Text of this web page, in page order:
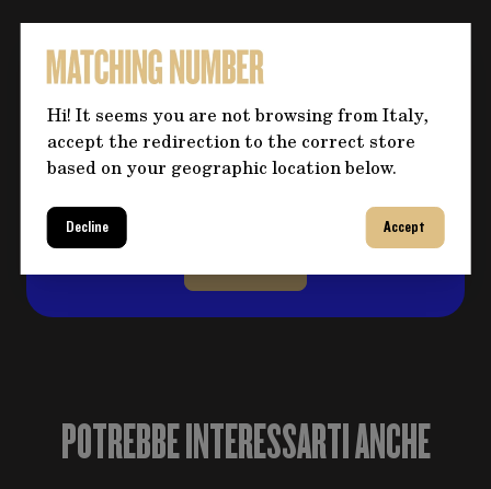
Hi! It seems you are not browsing from Italy,
accept the redirection to the correct store
based on your geographic location below.
Decline Accept
Hai bisogno di altre informazioni
sul prodotto?
Clicca sul pulsante per eventuali domande e
compila il form, ti ricontatteremo al più
presto per risolvere il tuo dubbio!
POTREBBE INTERESSARTI ANCHE